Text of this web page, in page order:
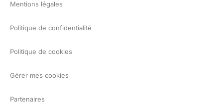
Mentions légales
Politique de confidentialité
Politique de cookies
Gérer mes cookies
Partenaires